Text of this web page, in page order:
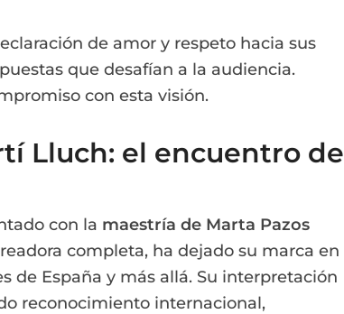
de amor y respeto hacia sus
que desafían a la audiencia.
con esta visión.
Lluch: el encuentro de
con la maestría de Marta Pazos
completa, ha dejado su marca en
de España y más allá. Su interpretación
reconocimiento internacional,